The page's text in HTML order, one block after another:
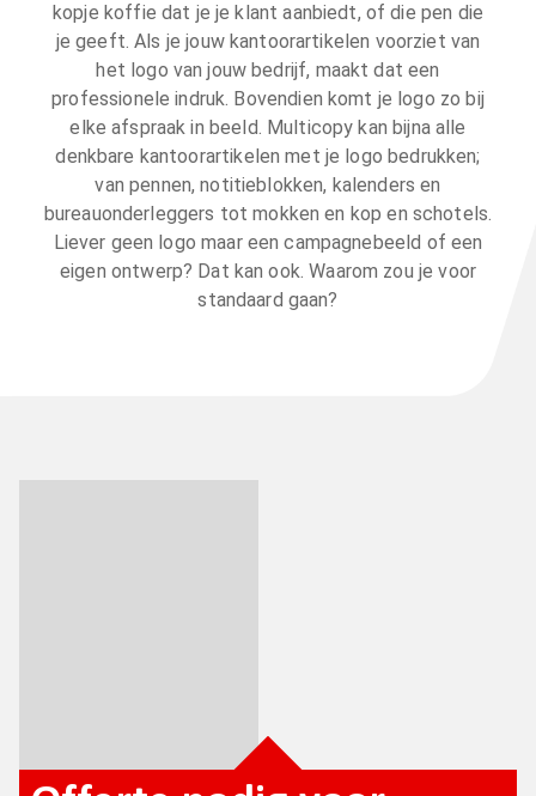
kopje koffie dat je je klant aanbiedt, of die pen die
je geeft. Als je jouw kantoorartikelen voorziet van
het logo van jouw bedrijf, maakt dat een
professionele indruk. Bovendien komt je logo zo bij
elke afspraak in beeld. Multicopy kan bijna alle
denkbare kantoorartikelen met je logo bedrukken;
van pennen, notitieblokken, kalenders en
bureauonderleggers tot mokken en kop en schotels.
Liever geen logo maar een campagnebeeld of een
eigen ontwerp? Dat kan ook. Waarom zou je voor
standaard gaan?